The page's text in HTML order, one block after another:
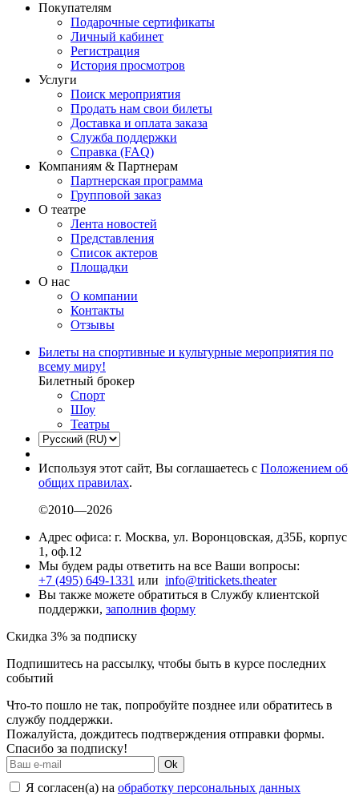
Покупателям
Подарочные сертификаты
Личный кабинет
Регистрация
История просмотров
Услуги
Поиск мероприятия
Продать нам свои билеты
Доставка и оплата заказа
Служба поддержки
Справка (FAQ)
Компаниям & Партнерам
Партнерская программа
Групповой заказ
О театре
Лента новостей
Представления
Список актеров
Площадки
О нас
О компании
Контакты
Отзывы
Билеты на спортивные и культурные мероприятия по
всему миру!
Билетный брокер
Спорт
Шоу
Театры
Используя этот сайт, Вы соглашаетесь с Положением об
общих правилах.
©2010—2026
Адрес офиса: г. Москва, ул. Воронцовская, д35Б, корпус
1, оф.12
Мы будем рады ответить на все Ваши вопросы:
+7 (495) 649-1331 или info@tritickets.theater
Вы также можете обратиться в Службу клиентской
поддержки, заполнив форму
Скидка 3% за подписку
Подпишитесь на рассылку, чтобы быть в курсе последних
событий
Что-то пошло не так, попробуйте позднее или обратитесь в
службу поддержки.
Пожалуйста, дождитесь подтверждения отправки формы.
Спасибо за подписку!
Ok
Я согласен(а) на обработку персональных данных